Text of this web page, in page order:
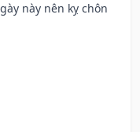
này nên kỵ chôn